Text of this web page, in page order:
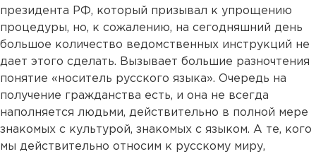
президента РФ, который призывал к упрощению
процедуры, но, к сожалению, на сегодняшний день
большое количество ведомственных инструкций не
дает этого сделать. Вызывает большие разночтения
понятие «носитель русского языка». Очередь на
получение гражданства есть, и она не всегда
наполняется людьми, действительно в полной мере
знакомых с культурой, знакомых с языком. А те, кого
мы действительно относим к русскому миру,